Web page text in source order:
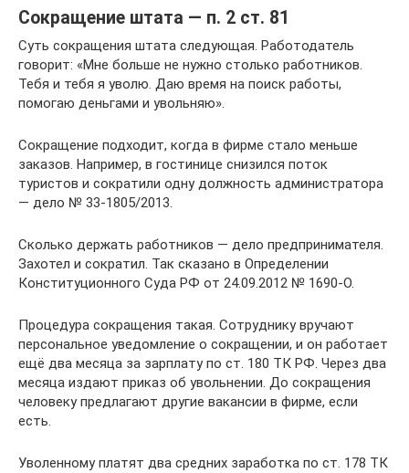
Сокращение штата — п. 2 ст. 81
Суть сокращения штата следующая. Работодатель
говорит: «Мне больше не нужно столько работников.
Тебя и тебя я уволю. Даю время на поиск работы,
помогаю деньгами и увольняю».
Сокращение подходит, когда в фирме стало меньше
заказов. Например, в гостинице снизился поток
туристов и сократили одну должность администратора
— дело № 33-1805/2013.
Сколько держать работников — дело предпринимателя.
Захотел и сократил. Так сказано в Определении
Конституционного Суда РФ от 24.09.2012 № 1690-О.
Процедура сокращения такая. Сотруднику вручают
персональное уведомление о сокращении, и он работает
ещё два месяца за зарплату по ст. 180 ТК РФ. Через два
месяца издают приказ об увольнении. До сокращения
человеку предлагают другие вакансии в фирме, если
есть.
Уволенному платят два средних заработка по ст. 178 ТК